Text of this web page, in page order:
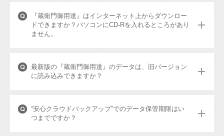
『蔵衛門御用達』はインターネット上からダウンロー
ドできますか？パソコンにCD-Rを入れるところがあり
ません。
最新版の『蔵衛門御用達』のデータは、旧バージョン
に読み込みできますか？
“安心クラウドバックアップ”でのデータ保管期限はい
つまでですか？